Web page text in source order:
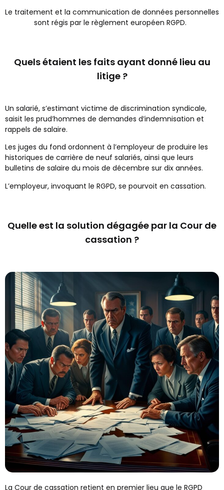
Le traitement et la communication de données personnelles
sont régis par le règlement européen RGPD.
Quels étaient les faits ayant donné lieu au
litige ?
Un salarié, s’estimant victime de discrimination syndicale,
saisit les prud’hommes de demandes d’indemnisation et
rappels de salaire.
Les juges du fond ordonnent à l’employeur de produire les
historiques de carrière de neuf salariés, ainsi que leurs
bulletins de salaire du mois de décembre sur dix années.
L’employeur, invoquant le RGPD, se pourvoit en cassation.
Quelle est la solution dégagée par la Cour de
cassation ?
La Cour de cassation retient en premier lieu que le RGPD